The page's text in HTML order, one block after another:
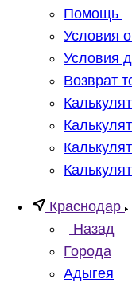
Помощь
Условия
Условия
Возврат
Краснодар
Назад
Города
Адыгея